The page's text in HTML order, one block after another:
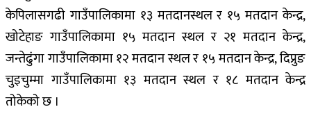
केपिलासगढी गाउँपालिकामा १३ मतदानस्थल र १५ मतदान केन्द्र,
खोटेहाङ गाउँपालिकामा १५ मतदान स्थल र २१ मतदान केन्द्र,
जन्तेढुंगा गाउँपालिकामा १२ मतदान स्थल र १५ मतदान केन्द्र, दिप्रुङ
चुइचुम्मा गाउँपालिकामा १३ मतदान स्थल र १८ मतदान केन्द्र
तोकेको छ ।